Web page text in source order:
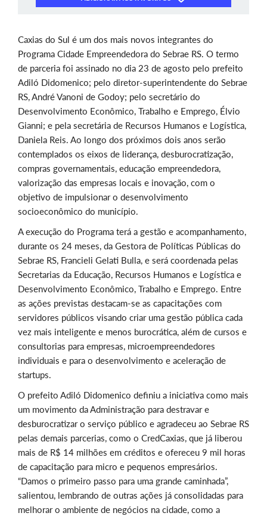
Caxias do Sul é um dos mais novos integrantes do
Programa Cidade Empreendedora do Sebrae RS. O termo
de parceria foi assinado no dia 23 de agosto pelo prefeito
Adiló Didomenico; pelo diretor-superintendente do Sebrae
RS, André Vanoni de Godoy; pelo secretário do
Desenvolvimento Econômico, Trabalho e Emprego, Élvio
Gianni; e pela secretária de Recursos Humanos e Logística,
Daniela Reis. Ao longo dos próximos dois anos serão
contemplados os eixos de liderança, desburocratização,
compras governamentais, educação empreendedora,
valorização das empresas locais e inovação, com o
objetivo de impulsionar o desenvolvimento
socioeconômico do município.
A execução do Programa terá a gestão e acompanhamento,
durante os 24 meses, da Gestora de Políticas Públicas do
Sebrae RS, Francieli Gelati Bulla, e será coordenada pelas
Secretarias da Educação, Recursos Humanos e Logística e
Desenvolvimento Econômico, Trabalho e Emprego. Entre
as ações previstas destacam-se as capacitações com
servidores públicos visando criar uma gestão pública cada
vez mais inteligente e menos burocrática, além de cursos e
consultorias para empresas, microempreendedores
individuais e para o desenvolvimento e aceleração de
startups.
O prefeito Adiló Didomenico definiu a iniciativa como mais
um movimento da Administração para destravar e
desburocratizar o serviço público e agradeceu ao Sebrae RS
pelas demais parcerias, como o CredCaxias, que já liberou
mais de R$ 14 milhões em créditos e ofereceu 9 mil horas
de capacitação para micro e pequenos empresários.
“Damos o primeiro passo para uma grande caminhada”,
salientou, lembrando de outras ações já consolidadas para
melhorar o ambiente de negócios na cidade, como a